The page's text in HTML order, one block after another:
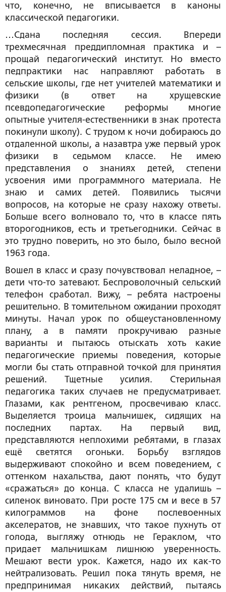
что, конечно, не вписывается в каноны
классической педагогики.
…Сдана последняя сессия. Впереди
трехмесячная преддипломная практика и –
прощай педагогический институт. Но вместо
педпрактики нас направляют работать в
сельские школы, где нет учителей математики и
физики (в ответ на хрущевские
псевдопедагогические реформы многие
опытные учителя-естественники в знак протеста
покинули школу). С трудом к ночи добираюсь до
отдаленной школы, а назавтра уже первый урок
физики в седьмом классе. Не имею
представления о знаниях детей, степени
усвоения ими программного материала. Не
знаю и самих детей. Появились тысячи
вопросов, на которые не сразу нахожу ответы.
Больше всего волновало то, что в классе пять
второгодников, есть и третьегодники. Сейчас в
это трудно поверить, но это было, было весной
1963 года.
Вошел в класс и сразу почувствовал неладное, –
дети что-то затевают. Беспроволочный сельский
телефон сработал. Вижу, – ребята настроены
решительно. В томительном ожидании проходят
минуты. Начал урок по общеустановленному
плану, а в памяти прокручиваю разные
варианты и пытаюсь отыскать хоть какие
педагогические приемы поведения, которые
могли бы стать отправной точкой для принятия
решений. Тщетные усилия. Стерильная
педагогика таких случаев не предусматривает.
Глазами, как рентгеном, просвечиваю класс.
Выделяется троица мальчишек, сидящих на
последних партах. На первый вид,
представляются неплохими ребятами, в глазах
ещё светятся огоньки. Борьбу взглядов
выдерживают спокойно и всем поведением, с
оттенком нахальства, дают понять, что будут
«сражаться» до конца. С класса не удалишь –
силенок виновато. При росте 175 см и весе в 57
килограммов на фоне послевоенных
акселератов, не знавших, что такое пухнуть от
голода, выгляжу отнюдь не Гераклом, что
придает мальчишкам лишнюю уверенность.
Мешают вести урок. Кажется, надо их как-то
нейтрализовать. Решил пока тянуть время, не
предпринимая никаких действий, пытаясь